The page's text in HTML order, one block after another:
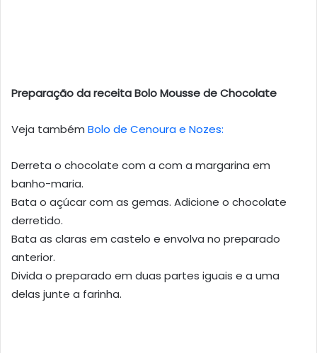
Preparação da receita Bolo Mousse de Chocolate
Veja também Bolo de Cenoura e Nozes:
Derreta o chocolate com a com a margarina em
banho-maria.
Bata o açúcar com as gemas. Adicione o chocolate
derretido.
Bata as claras em castelo e envolva no preparado
anterior.
Divida o preparado em duas partes iguais e a uma
delas junte a farinha.